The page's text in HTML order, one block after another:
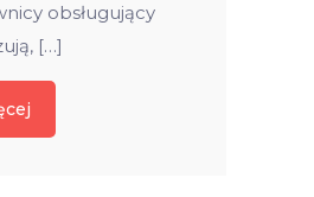
obsługujący
[…]